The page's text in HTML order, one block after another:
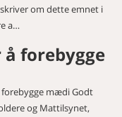
om dette emnet i
a…
forebygge
mædi Godt
og Mattilsynet,